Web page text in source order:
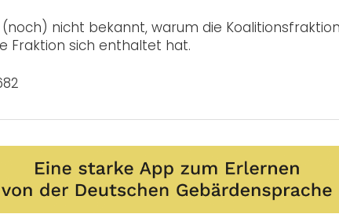
(noch) nicht bekannt, warum die
Fraktion sich enthaltet hat.